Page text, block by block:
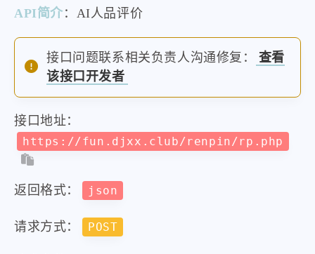
API简介：AI人品评价
接口问题联系相关负责人沟通修复：
查看
该接口开发者
接口地址：
https://fun.djxx.club/renpin/rp.php
返回格式： json
请求方式： POST